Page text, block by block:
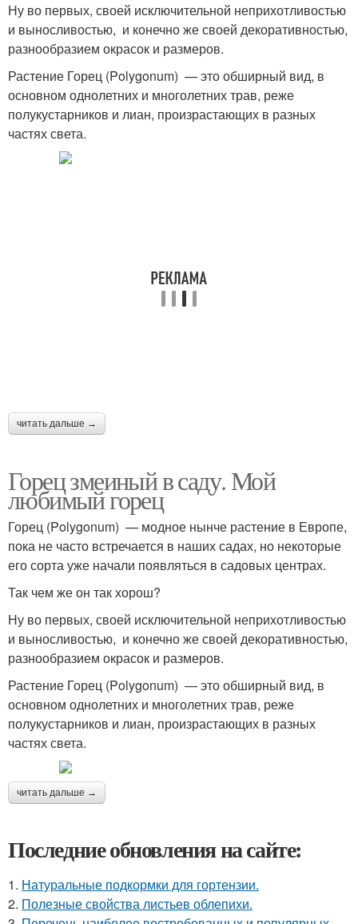
Ну во первых, своей исключительной неприхотливостью
и выносливостью, и конечно же своей декоративностью,
разнообразием окрасок и размеров.
Растение Горец (Polygonum) — это обширный вид, в
основном однолетних и многолетних трав, реже
полукустарников и лиан, произрастающих в разных
частях света.
читать дальше →
Горец змеиный в саду. Мой
любимый горец
Горец (Polygonum) — модное нынче растение в Европе,
пока не часто встречается в наших садах, но некоторые
его сорта уже начали появляться в садовых центрах.
Так чем же он так хорош?
Ну во первых, своей исключительной неприхотливостью
и выносливостью, и конечно же своей декоративностью,
разнообразием окрасок и размеров.
Растение Горец (Polygonum) — это обширный вид, в
основном однолетних и многолетних трав, реже
полукустарников и лиан, произрастающих в разных
частях света.
читать дальше →
Последние обновления на сайте:
1. Натуральные подкормки для гортензии.
2. Полезные свойства листьев облепихи.